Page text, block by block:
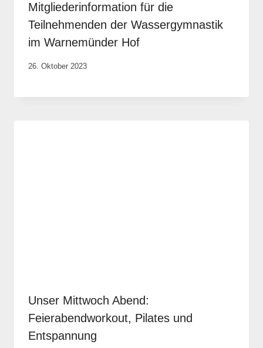
Mitgliederinformation für die
Teilnehmenden der Wassergymnastik
im Warnemünder Hof
Von
Krause
26. Oktober 2023
Unser Mittwoch Abend:
Feierabendworkout, Pilates und
Entspannung